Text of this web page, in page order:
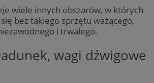
wiele innych obszarów, w których
bez takiego sprzętu ważącego,
i trwałego.
wagi dźwigowe